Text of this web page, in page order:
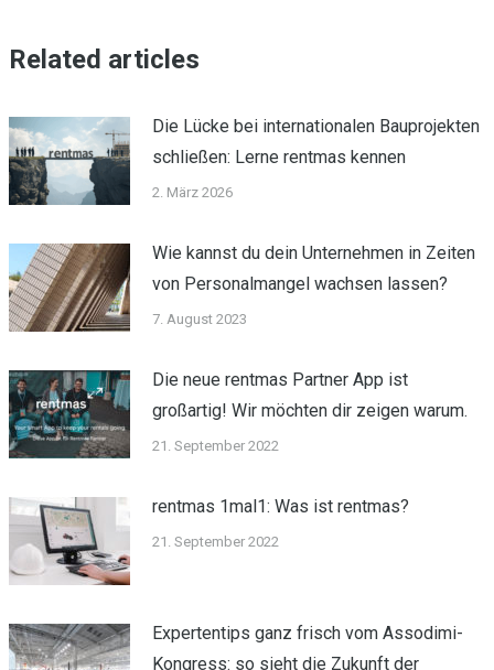
Related articles
Die Lücke bei internationalen Bauprojekten
schließen: Lerne rentmas kennen
2. März 2026
Wie kannst du dein Unternehmen in Zeiten
von Personalmangel wachsen lassen?
7. August 2023
Die neue rentmas Partner App ist
großartig! Wir möchten dir zeigen warum.
21. September 2022
rentmas 1mal1: Was ist rentmas?
21. September 2022
Expertentips ganz frisch vom Assodimi-
Kongress: so sieht die Zukunft der